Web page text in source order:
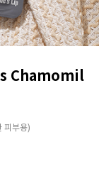
Chamomil
피부용)